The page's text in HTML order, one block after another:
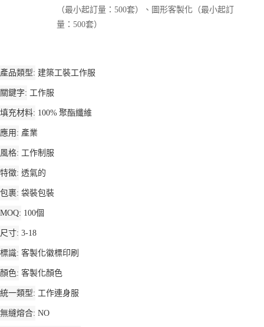
（最小起訂量：500套）、圖形客製化（最小起訂
量：500套）
產品類型 建築工裝工作服
關鍵字 工作服
填充材料 100% 聚酯纖維
應用 產業
風格 工作制服
特徵 透氣的
包裹 袋裝包裝
MOQ 100個
尺寸 3-18
標識 客製化徽標印刷
顏色 客製化顏色
統一類型 工作連身服
無縫熔合 NO